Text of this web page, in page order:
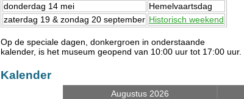
donderdag 14 mei
Hemelvaartsdag
zaterdag 19 & zondag 20 september Historisch weekend
Op de speciale dagen, donkergroen in onderstaande
kalender, is het museum geopend van 10:00 uur tot 17:00 uur.
Kalender
Augustus 2026